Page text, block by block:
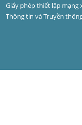
Giấy phép thiết lập mạng
Thông tin và Truyền